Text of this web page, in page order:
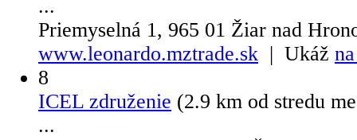
...
Priemyselná 1, 965 01 Žiar nad
www.leonardo.mztrade.sk | Ukáž
8
ICEL združenie (2.9 km od stredu
...